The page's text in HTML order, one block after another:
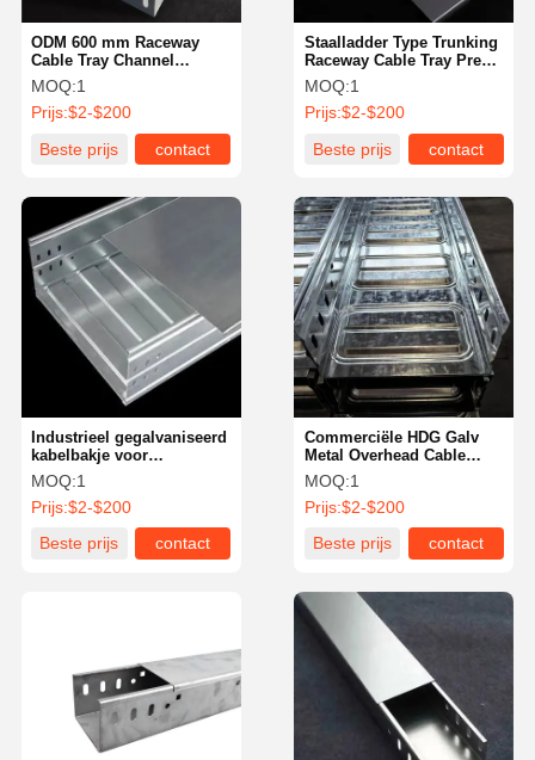
ODM 600 mm Raceway
Cable Tray Channel
gegalvaniseerd zwaar
MOQ:1
Prijs:$2-$200
Beste prijs
contact
Staalladder Type Trunking
Raceway Cable Tray Pre
Gal HDG Powder Coated
MOQ:1
Prijs:$2-$200
Beste prijs
contact
Industrieel gegalvaniseerd
kabelbakje voor
racetracks, geperforeerd
met brandwaarde 50 mm
MOQ:1
Prijs:$2-$200
Beste prijs
contact
Commerciële HDG Galv
Metal Overhead Cable
Raceway Tray Gi Ladder
Type
MOQ:1
Prijs:$2-$200
Beste prijs
contact